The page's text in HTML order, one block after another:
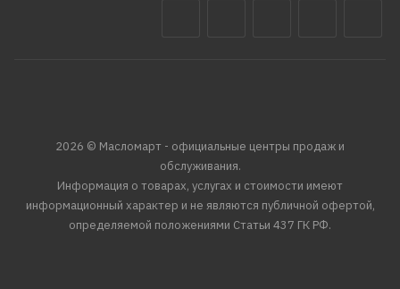
2026 © Масломарт - официальные центры продаж и
обслуживания.
Информация о товарах, услугах и стоимости имеют
информационный характер и не являются публичной офертой,
определяемой положениями Статьи 437 ГК РФ.